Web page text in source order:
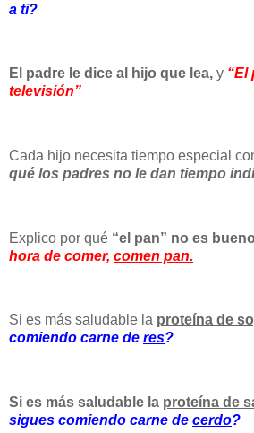
a ti?
El padre le dice al hijo que lea, y “El
televisión”
Cada hijo necesita tiempo especial
qué los padres no le dan tiempo
Explico por qué “el pan” no es
hora de comer, comen pan.
Si es más saludable la proteína de
comiendo carne de res?
Si es más saludable la proteína de
sigues comiendo carne de cerdo?